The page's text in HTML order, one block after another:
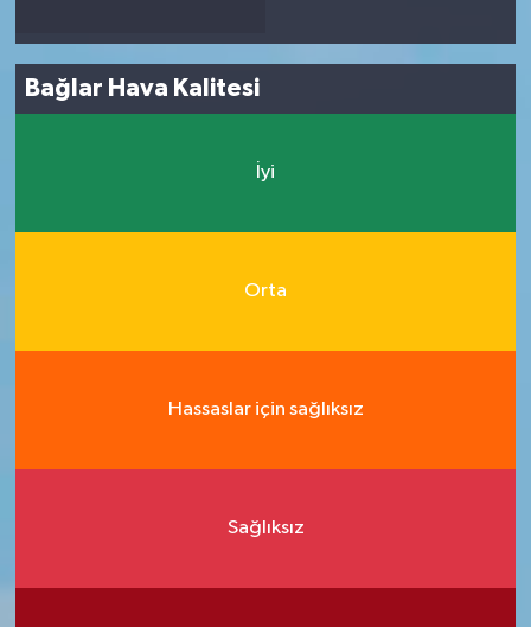
Bağlar Hava Kalitesi
İyi
Orta
Hassaslar için sağlıksız
Sağlıksız